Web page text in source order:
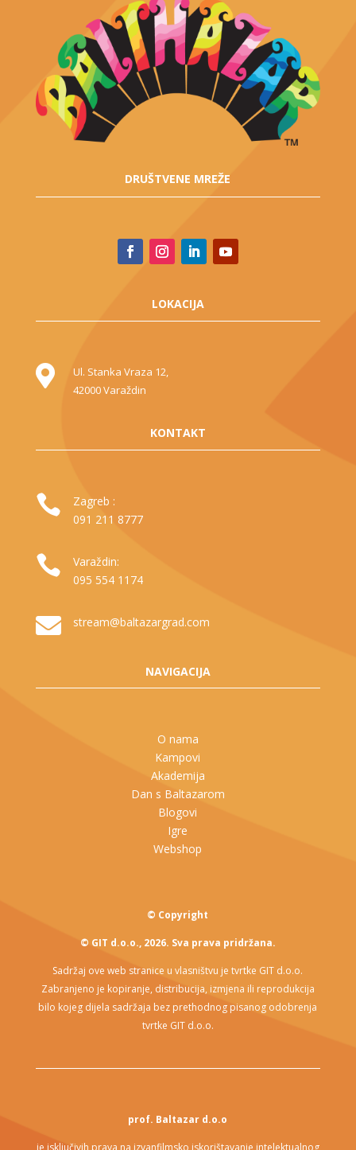
DRUŠTVENE MREŽE
LOKACIJA

Ul. Stanka Vraza 12,
42000 Varaždin
KONTAKT

Zagreb :
091 211 8777

Varaždin:
095 554 1174
 stream@baltazargrad.com
NAVIGACIJA
O nama
Kampovi
Akademija
Dan s Baltazarom
Blogovi
Igre
Webshop
© Copyright
© GIT d.o.o., 2026. Sva prava pridržana.
Sadržaj ove web stranice u vlasništvu je tvrtke GIT d.o.o.
Zabranjeno je kopiranje, distribucija, izmjena ili reprodukcija
bilo kojeg dijela sadržaja bez prethodnog pisanog odobrenja
tvrtke GIT d.o.o.
prof. Baltazar d.o.o
je isključivih prava na izvanfilmsko iskorištavanje intelektualnog